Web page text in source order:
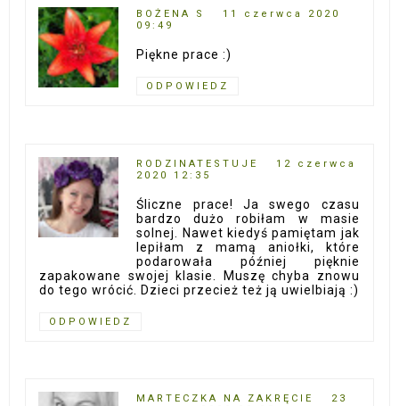
BOŻENA S
11 czerwca 2020
09:49
Piękne prace :)
ODPOWIEDZ
RODZINATESTUJE
12 czerwca
2020 12:35
Śliczne prace! Ja swego czasu
bardzo dużo robiłam w masie
solnej. Nawet kiedyś pamiętam jak
lepiłam z mamą aniołki, które
podarowała później pięknie
zapakowane swojej klasie. Muszę chyba znowu
do tego wrócić. Dzieci przecież też ją uwielbiają :)
ODPOWIEDZ
MARTECZKA NA ZAKRĘCIE
23